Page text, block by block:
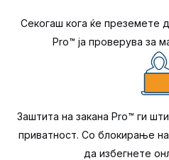
Секогаш кога ќе преземете
Pro™ ја проверува за
Заштита на закана Pro™ ги
приватност. Со блокирање
да избегнете